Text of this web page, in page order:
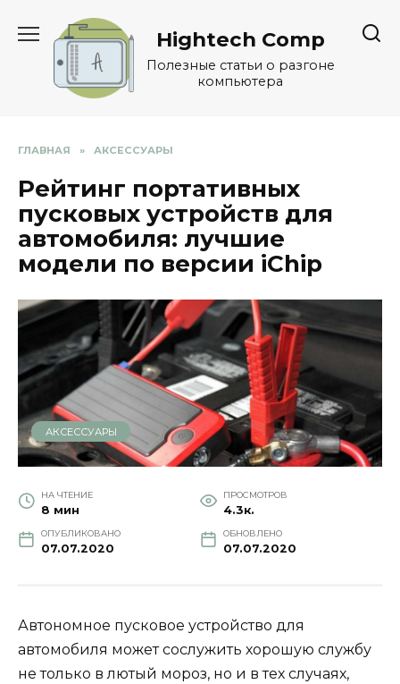
содержанию
Hightech Comp
Полезные статьи о разгоне
компьютера
ГЛАВНАЯ » АКСЕССУАРЫ
Рейтинг портативных
пусковых устройств для
автомобиля: лучшие
модели по версии iChip
АКСЕССУАРЫ
НА ЧТЕНИЕ
8 мин
ПРОСМОТРОВ
4.3к.
ОПУБЛИКОВАНО
07.07.2020
ОБНОВЛЕНО
07.07.2020
Автономное пусковое устройство для
автомобиля может сослужить хорошую службу
не только в лютый мороз, но и в тех случаях,